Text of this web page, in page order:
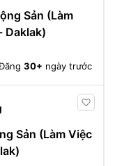
Sản (Làm
Daklak)
30+ ngày trước
Sản (Làm Việc